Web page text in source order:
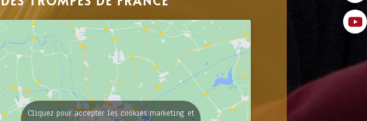
Cliquez pour accepter les cookies marketing et